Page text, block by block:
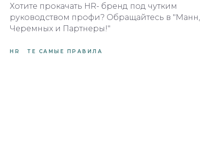
Хотите прокачать HR- бренд под чутким
руководством профи? Обращайтесь в "Манн,
Черемных и Партнеры!"
HR ТЕ САМЫЕ ПРАВИЛА